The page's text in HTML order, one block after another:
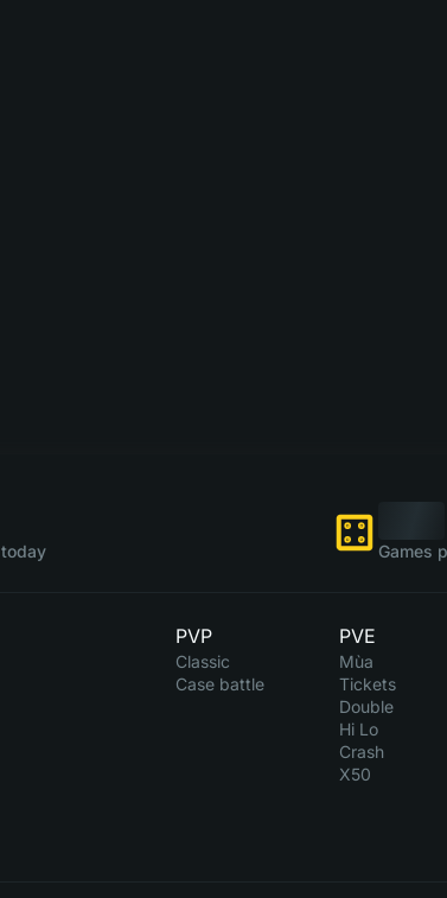
Games
PVP
Classic
Case battle
PVE
Mùa
Tickets
Double
Hi Lo
Crash
X50